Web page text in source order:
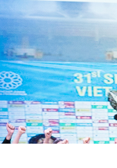
학교 CI
교직원현황
학생현황
위치/전화
전경사진